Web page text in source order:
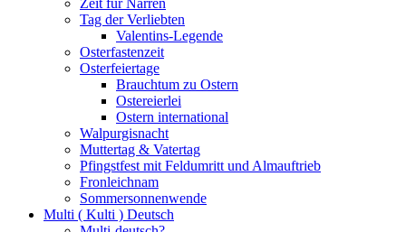
Zeit für Narren
Tag der Verliebten
Valentins-Legende
Osterfastenzeit
Osterfeiertage
Brauchtum zu Ostern
Ostereierlei
Ostern international
Walpurgisnacht
Muttertag & Vatertag
Pfingstfest mit Feldumritt und Almauftrieb
Fronleichnam
Sommersonnenwende
Multi ( Kulti ) Deutsch